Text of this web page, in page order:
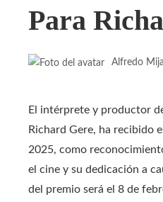
Para
Alfredo
El intérprete y productor
Richard Gere, ha recibido
2025, como
el cine y su dedicación a
del premio será el 8 de